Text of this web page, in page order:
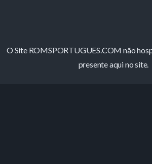
O Site ROMSPORTUGUES.COM não
presente aqui no site.